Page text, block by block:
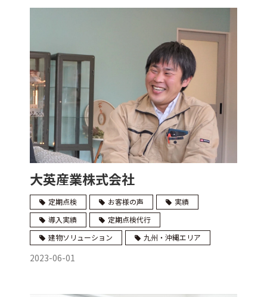
大英産業株式会社
定期点検 お客様の声
実績
導入実績
定期点検代行
建物ソリューション
九州・沖縄エリア
2023-06-01